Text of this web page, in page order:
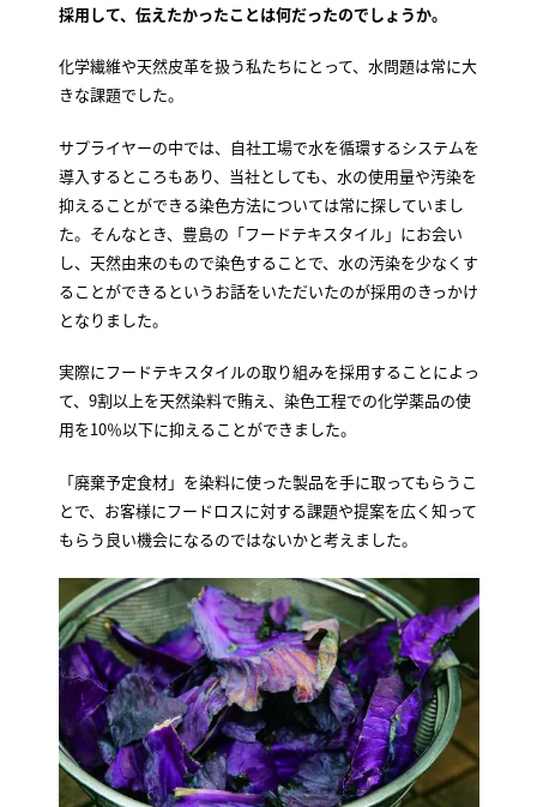
採用して、伝えたかったことは何だったのでしょうか。
化学繊維や天然皮革を扱う私たちにとって、水問題は常に大
きな課題でした。
サプライヤーの中では、自社工場で水を循環するシステムを
導入するところもあり、当社としても、水の使用量や汚染を
抑えることができる染色方法については常に探していまし
た。そんなとき、豊島の「フードテキスタイル」にお会い
し、天然由来のもので染色することで、水の汚染を少なくす
ることができるというお話をいただいたのが採用のきっかけ
となりました。
実際にフードテキスタイルの取り組みを採用することによっ
て、9割以上を天然染料で賄え、染色工程での化学薬品の使
用を10％以下に抑えることができました。
「廃棄予定食材」を染料に使った製品を手に取ってもらうこ
とで、お客様にフードロスに対する課題や提案を広く知って
もらう良い機会になるのではないかと考えました。